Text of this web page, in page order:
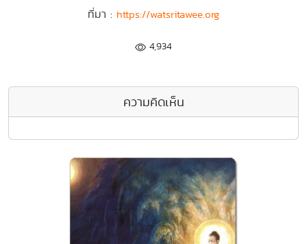
ที่มา : https://watsritawee.org
4,934
ความคิดเห็น